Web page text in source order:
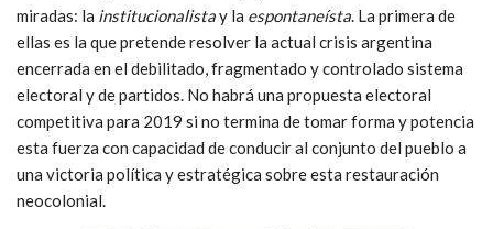
miradas: la institucionalistay la espontaneísta . La primera de
ellas es la que pretende resolver la actual crisis argentina
encerrada en el debilitado, fragmentado y controlado sistema
electoral y de partidos. No habrá una propuesta electoral
competitiva para 2019 si no termina de tomar forma y potencia
esta fuerza con capacidad de conducir al conjunto del pueblo a
una victoria política y estratégica sobre esta restauración
neocolonial.